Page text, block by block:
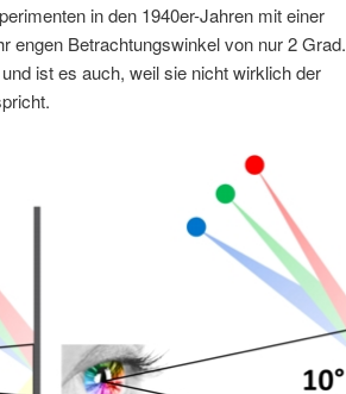
in den 1940er-Jahren mit einer
engen Betrachtungswinkel von nur 2 Grad.
ist es auch, weil sie nicht wirklich der